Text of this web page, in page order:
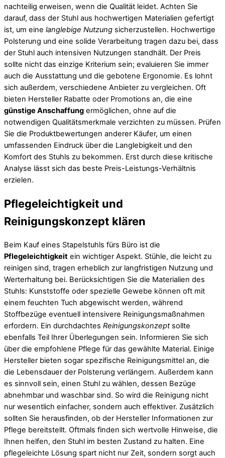
nachteilig erweisen, wenn die Qualität leidet. Achten Sie
darauf, dass der Stuhl aus hochwertigen Materialien gefertigt
ist, um eine langlebige Nutzung sicherzustellen. Hochwertige
Polsterung und eine solide Verarbeitung tragen dazu bei, dass
der Stuhl auch intensiven Nutzungen standhält. Der Preis
sollte nicht das einzige Kriterium sein; evaluieren Sie immer
auch die Ausstattung und die gebotene Ergonomie. Es lohnt
sich außerdem, verschiedene Anbieter zu vergleichen. Oft
bieten Hersteller Rabatte oder Promotions an, die eine
günstige Anschaffung ermöglichen, ohne auf die
notwendigen Qualitätsmerkmale verzichten zu müssen. Prüfen
Sie die Produktbewertungen anderer Käufer, um einen
umfassenden Eindruck über die Langlebigkeit und den
Komfort des Stuhls zu bekommen. Erst durch diese kritische
Analyse lässt sich das beste Preis-Leistungs-Verhältnis
erzielen.
Pflegeleichtigkeit und
Reinigungskonzept klären
Beim Kauf eines Stapelstuhls fürs Büro ist die
Pflegeleichtigkeit ein wichtiger Aspekt. Stühle, die leicht zu
reinigen sind, tragen erheblich zur langfristigen Nutzung und
Werterhaltung bei. Berücksichtigen Sie die Materialien des
Stuhls: Kunststoffe oder spezielle Gewebe können oft mit
einem feuchten Tuch abgewischt werden, während
Stoffbezüge eventuell intensivere Reinigungsmaßnahmen
erfordern. Ein durchdachtes Reinigungskonzeptsollte
ebenfalls Teil Ihrer Überlegungen sein. Informieren Sie sich
über die empfohlene Pflege für das gewählte Material. Einige
Hersteller bieten sogar spezifische Reinigungsmittel an, die
die Lebensdauer der Polsterung verlängern. Außerdem kann
es sinnvoll sein, einen Stuhl zu wählen, dessen Bezüge
abnehmbar und waschbar sind. So wird die Reinigung nicht
nur wesentlich einfacher, sondern auch effektiver. Zusätzlich
sollten Sie herausfinden, ob der Hersteller Informationen zur
Pflege bereitstellt. Oftmals finden sich wertvolle Hinweise, die
Ihnen helfen, den Stuhl im besten Zustand zu halten. Eine
pflegeleichte Lösung spart nicht nur Zeit, sondern sorgt auch